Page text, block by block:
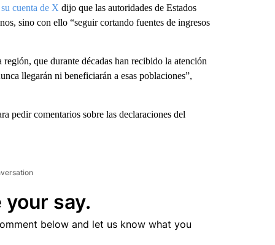
cuenta de X dijo que las autoridades de Estados
sino con ello “seguir cortando fuentes de ingresos
que durante décadas han recibido la atención
llegarán ni beneficiarán a esas poblaciones”,
pedir comentarios sobre las declaraciones del
your say.
below and let us know what you